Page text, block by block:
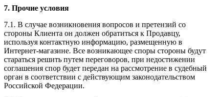
7. Прочие условия
7.1. В случае возникновения вопросов и претензий со
стороны Клиента он должен обратиться к Продавцу,
используя контактную информацию, размещенную в
Интернет-магазине. Все возникающее споры стороны будут
стараться решить путем переговоров, при недостижении
соглашения спор будет передан на рассмотрение в судебный
орган в соответствии с действующим законодательством
Российской Федерации.